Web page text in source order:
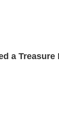
a Treasure